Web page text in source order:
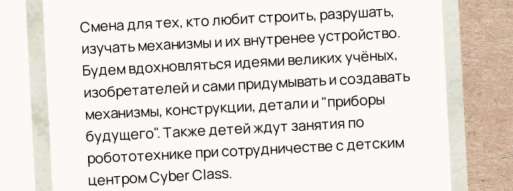
Смена для тех, кто любит строить, разрушать,
изучать механизмы и их внутренее устройство.
Будем вдохновляться идеями великих учёных,
изобретателей и сами придумывать и создавать
механизмы, конструкции, детали и "приборы
будущего". Также детей ждут занятия по
робототехнике при сотрудничестве с детским
центром Cyber Class.